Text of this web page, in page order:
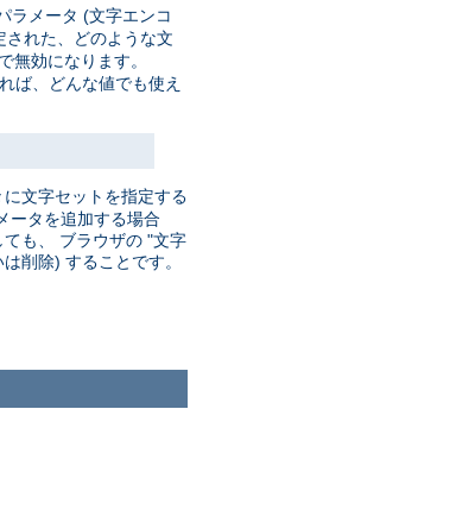
ラメータ (文字エンコ
された、どのような文
無効になります。
ば、どんな値でも使え
文字セットを指定する
ータを追加する場合
も、 ブラウザの "文字
削除) することです。